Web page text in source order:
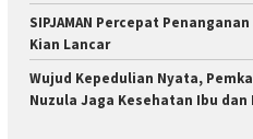
SIPJAMAN Percepat
Kian Lancar
Wujud Kepedulian Nyata,
Nuzula Jaga Kesehatan Ibu dan